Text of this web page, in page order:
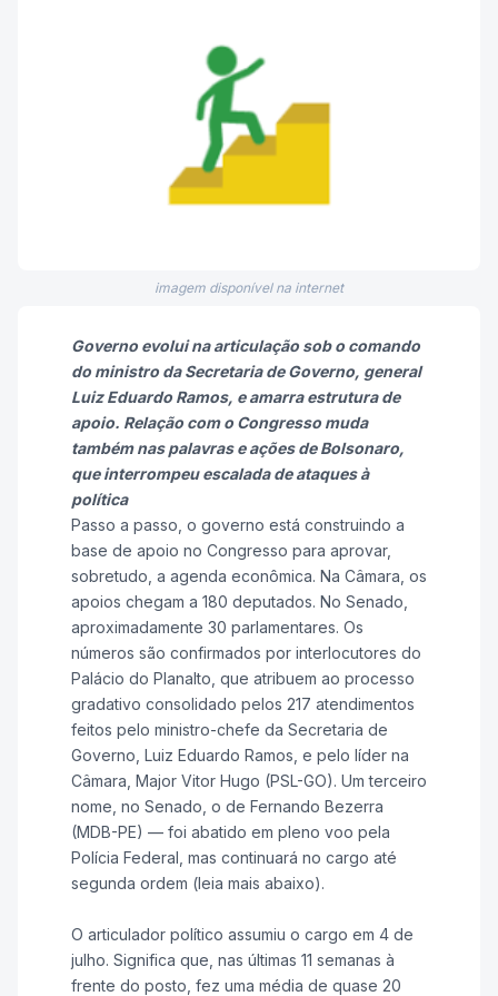
imagem disponível na internet
Governo evolui na articulação sob o comando
do ministro da Secretaria de Governo, general
Luiz Eduardo Ramos, e amarra estrutura de
apoio. Relação com o Congresso muda
também nas palavras e ações de Bolsonaro,
que interrompeu escalada de ataques à
política
Passo a passo, o governo está construindo a
base de apoio no Congresso para aprovar,
sobretudo, a agenda econômica. Na Câmara, os
apoios chegam a 180 deputados. No Senado,
aproximadamente 30 parlamentares. Os
números são confirmados por interlocutores do
Palácio do Planalto, que atribuem ao processo
gradativo consolidado pelos 217 atendimentos
feitos pelo ministro-chefe da Secretaria de
Governo, Luiz Eduardo Ramos, e pelo líder na
Câmara, Major Vitor Hugo (PSL-GO). Um terceiro
nome, no Senado, o de Fernando Bezerra
(MDB-PE) — foi abatido em pleno voo pela
Polícia Federal, mas continuará no cargo até
segunda ordem (leia mais abaixo).
O articulador político assumiu o cargo em 4 de
julho. Significa que, nas últimas 11 semanas à
frente do posto, fez uma média de quase 20